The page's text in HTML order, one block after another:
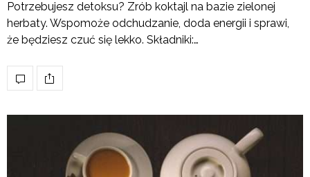
Potrzebujesz detoksu? Zrób koktajl na bazie zielonej
herbaty. Wspomoże odchudzanie, doda energii i sprawi,
że będziesz czuć się lekko. Składniki:…